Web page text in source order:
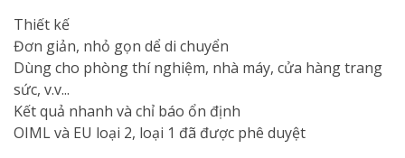
Thiết kế
Đơn giản, nhỏ gọn dể di chuyển
Dùng cho phòng thí nghiệm, nhà máy, cửa hàng trang
sức, v.v...
Kết quả nhanh và chỉ báo ổn định
OIML và EU loại 2, loại 1 đã được phê duyệt